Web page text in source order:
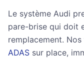
Le système Audi
pare-brise qui doit
remplacement.
ADAS sur place,